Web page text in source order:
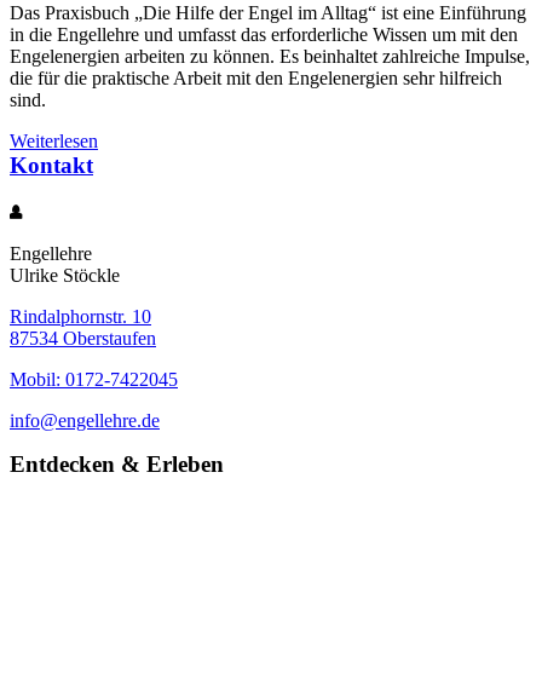
Das Praxisbuch „Die Hilfe der Engel im Alltag“ ist eine Einführung
in die Engellehre und umfasst das erforderliche Wissen um mit den
Engelenergien arbeiten zu können. Es beinhaltet zahlreiche Impulse,
die für die praktische Arbeit mit den Engelenergien sehr hilfreich
sind.
Weiterlesen
Kontakt
Engellehre
Ulrike Stöckle
Rindalphornstr. 10
87534 Oberstaufen
Mobil: 0172-7422045
info@engellehre.de
Entdecken & Erleben